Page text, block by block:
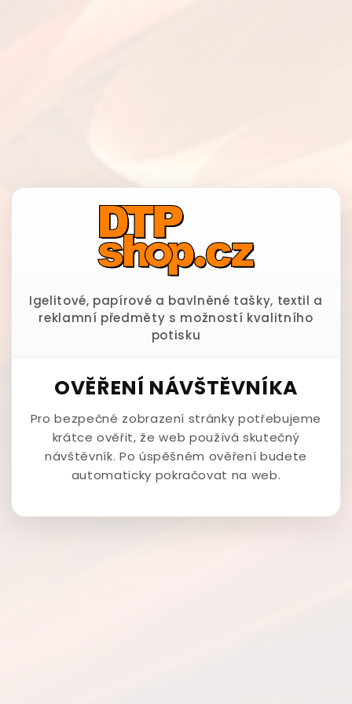
Igelitové, papírové a bavlněné tašky, textil a
reklamní předměty s možností kvalitního
potisku
OVĚŘENÍ NÁVŠTĚVNÍKA
Pro bezpečné zobrazení stránky potřebujeme
krátce ověřit, že web používá skutečný
návštěvník. Po úspěšném ověření budete
automaticky pokračovat na web.